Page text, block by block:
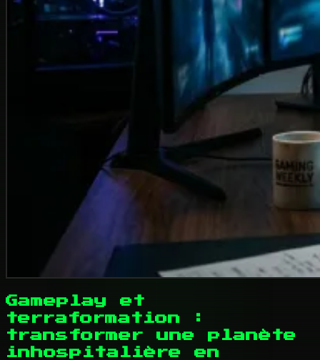
Gameplay et
terraformation :
transformer une planète
inhospitalière en